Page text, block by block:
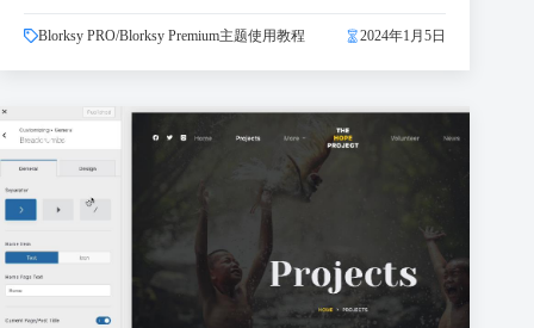
Blorksy PRO/Blorksy Premium主题使用教程 2024年1月5日